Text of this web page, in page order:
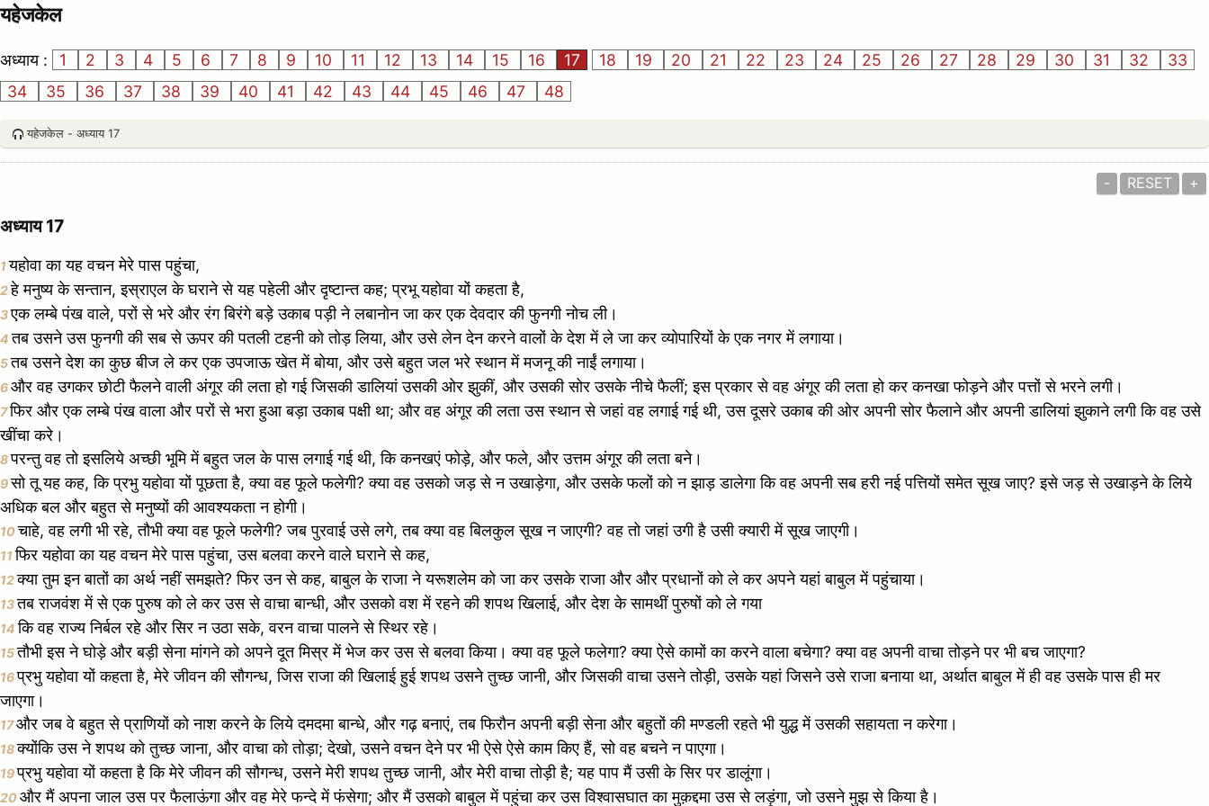
यहेजकेल
अध्याय : 1 2 3 4 5 6 7 8 9 10 11 12 13 14 15 16 17 18 19 20 21 22 23 24 25 26 27 28 29 30 31 32
33
34
35 36 37 38 39 40 41 42 43 44 45 46 47 48
यहेजकेल - अध्याय 17
- RESET +
अध्याय 17
1यहोवा का यह वचन मेरे पास पहुंचा,
2हे मनुष्य के सन्तान, इस्राएल के घराने से यह पहेली और दृष्टान्त कह; प्रभू यहोवा यों कहता है,
3एक लम्बे पंख वाले, परों से भरे और रंग बिरंगे बड़े उकाब पड़ी ने लबानोन जा कर एक देवदार की फुनगी नोच ली।
4तब उसने उस फुनगी की सब से ऊपर की पतली टहनी को तोड़ लिया, और उसे लेन देन करने वालों के देश में ले जा कर व्योपारियों के एक नगर में लगाया।
5तब उसने देश का कुछ बीज ले कर एक उपजाऊ खेत में बोया, और उसे बहुत जल भरे स्थान में मजनू की नाईं लगाया।
6और वह उगकर छोटी फैलने वाली अंगूर की लता हो गई जिसकी डालियां उसकी ओर झुकीं, और उसकी सोर उसके नीचे फैलीं; इस प्रकार से वह अंगूर की लता हो कर कनखा फोड़ने और पत्तों से भरने लगी।
7फिर और एक लम्बे पंख वाला और परों से भरा हुआ बड़ा उकाब पक्षी था; और वह अंगूर की लता उस स्थान से जहां वह लगाई गई थी, उस दूसरे उकाब की ओर अपनी सोर फैलाने और अपनी डालियां झुकाने लगी कि वह उसे
खींचा करे।
8परन्तु वह तो इसलिये अच्छी भूमि में बहुत जल के पास लगाई गई थी, कि कनखएं फोड़े, और फले, और उत्तम अंगूर की लता बने।
9सो तू यह कह, कि प्रभु यहोवा यों पूछता है, क्या वह फूले फलेगी? क्या वह उसको जड़ से न उखाड़ेगा, और उसके फलों को न झाड़ डालेगा कि वह अपनी सब हरी नई पत्तियों समेत सूख जाए? इसे जड़ से उखाड़ने के लिये
अधिक बल और बहुत से मनुष्यों की आवश्यकता न होगी।
10चाहे, वह लगी भी रहे, तौभी क्या वह फूले फलेगी? जब पुरवाई उसे लगे, तब क्या वह बिलकुल सूख न जाएगी? वह तो जहां उगी है उसी क्यारी में सूख जाएगी।
11फिर यहोवा का यह वचन मेरे पास पहुंचा, उस बलवा करने वाले घराने से कह,
12क्या तुम इन बातों का अर्थ नहीं समझते? फिर उन से कह, बाबुल के राजा ने यरूशलेम को जा कर उसके राजा और और प्रधानों को ले कर अपने यहां बाबुल में पहुंचाया।
13तब राजवंश में से एक पुरुष को ले कर उस से वाचा बान्धी, और उसको वश में रहने की शपथ खिलाई, और देश के सामथीं पुरुषों को ले गया
14कि वह राज्य निर्बल रहे और सिर न उठा सके, वरन वाचा पालने से स्थिर रहे।
15तौभी इस ने घोड़े और बड़ी सेना मांगने को अपने दूत मिस्र में भेज कर उस से बलवा किया। क्या वह फूले फलेगा? क्या ऐसे कामों का करने वाला बचेगा? क्या वह अपनी वाचा तोड़ने पर भी बच जाएगा?
16प्रभु यहोवा यों कहता है, मेरे जीवन की सौगन्ध, जिस राजा की खिलाई हुई शपथ उसने तुच्छ जानी, और जिसकी वाचा उसने तोड़ी, उसके यहां जिसने उसे राजा बनाया था, अर्थात बाबुल में ही वह उसके पास ही मर
जाएगा।
17और जब वे बहुत से प्राणियों को नाश करने के लिये दमदमा बान्धे, और गढ़ बनाएं, तब फिरौन अपनी बड़ी सेना और बहुतों की मण्डली रहते भी युद्ध में उसकी सहायता न करेगा।
18क्योंकि उस ने शपथ को तुच्छ जाना, और वाचा को तोड़ा; देखो, उसने वचन देने पर भी ऐसे ऐसे काम किए हैं, सो वह बचने न पाएगा।
19प्रभु यहोवा यों कहता है कि मेरे जीवन की सौगन्ध, उसने मेरी शपथ तुच्छ जानी, और मेरी वाचा तोड़ी है; यह पाप मैं उसी के सिर पर डालूंगा।
20और मैं अपना जाल उस पर फैलाऊंगा और वह मेरे फन्दे में फंसेगा; और मैं उसको बाबुल में पहुंचा कर उस विश्वासघात का मुक़द्दमा उस से लड़ूंगा, जो उसने मुझ से किया है।